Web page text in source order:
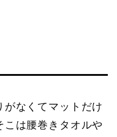
がなくてマットだけ
こは腰巻きタオルや